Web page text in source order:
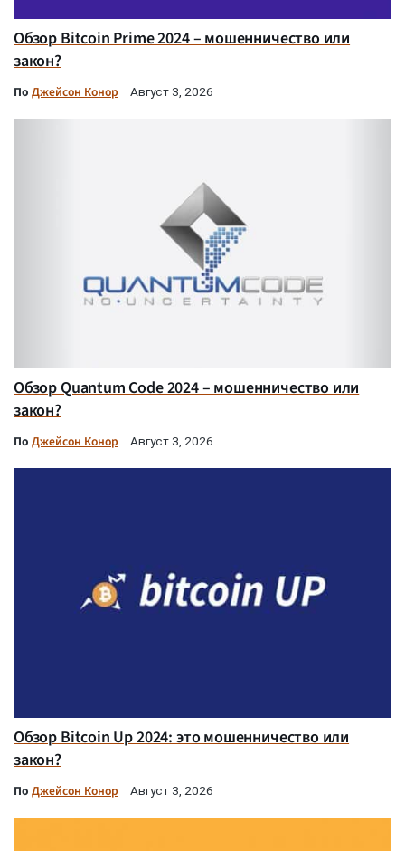
Обзор Bitcoin Prime 2024 – мошенничество или
закон?
По Джейсон Конор Август 3, 2026
Обзор Quantum Code 2024 – мошенничество или
закон?
По Джейсон Конор Август 3, 2026
Обзор Bitcoin Up 2024: это мошенничество или
закон?
По Джейсон Конор Август 3, 2026